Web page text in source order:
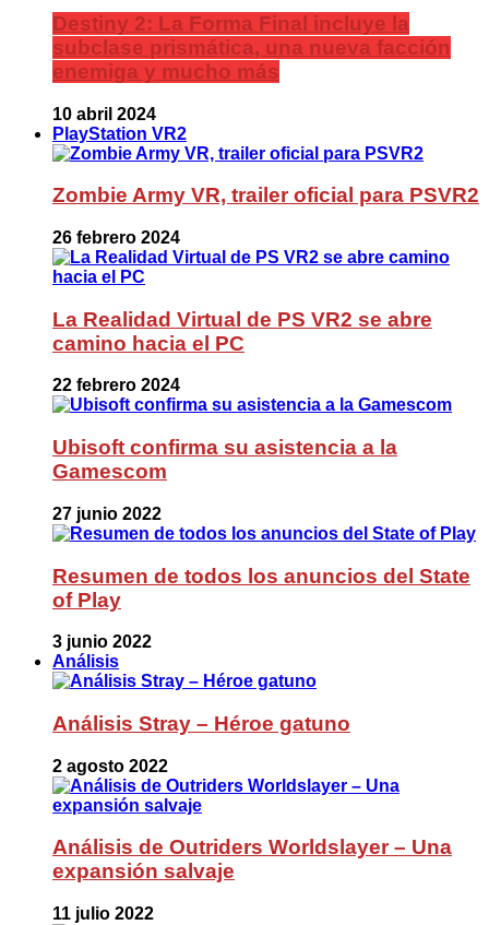
Destiny 2: La Forma Final incluye la
subclase prismática, una nueva facción
enemiga y mucho más
10 abril 2024
PlayStation VR2
Zombie Army VR, trailer oficial para PSVR2
26 febrero 2024
La Realidad Virtual de PS VR2 se abre
camino hacia el PC
22 febrero 2024
Ubisoft confirma su asistencia a la
Gamescom
27 junio 2022
Resumen de todos los anuncios del State
of Play
3 junio 2022
Análisis
Análisis Stray – Héroe gatuno
2 agosto 2022
Análisis de Outriders Worldslayer – Una
expansión salvaje
11 julio 2022